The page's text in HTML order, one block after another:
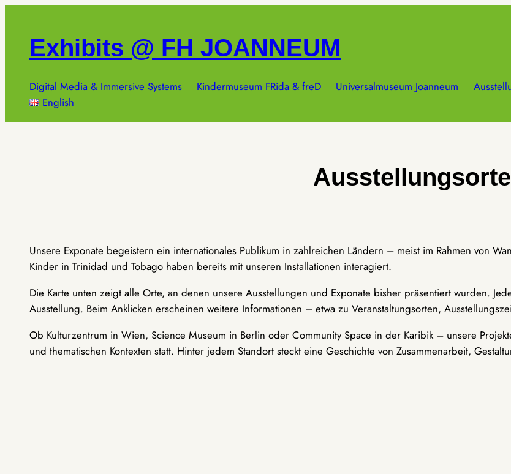
springenExhibits @ FH JOANNEUM
Digital Media & Immersive Systems Kindermuseum FRida & freD Universalmuseum Joanneum
English
Ausstellungsorte
Unsere Exponate begeistern ein internationales Publikum in zahlreichen Ländern – meist im Rahmen von
Kinder in Trinidad und Tobago haben bereits mit unseren Installationen interagiert.
Die Karte unten zeigt alle Orte, an denen unsere Ausstellungen und Exponate bisher präsentiert wurden.
Ausstellung. Beim Anklicken erscheinen weitere Informationen – etwa zu Veranstaltungsorten,
Ob Kulturzentrum in Wien, Science Museum in Berlin oder Community Space in der Karibik – unsere
und thematischen Kontexten statt. Hinter jedem Standort steckt eine Geschichte von Zusammenarbeit,